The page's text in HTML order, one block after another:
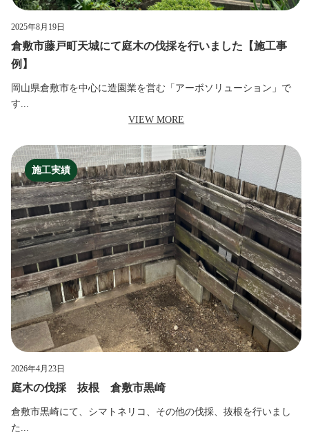
2025年8月19日
倉敷市藤戸町天城にて庭木の伐採を行いました【施工事
例】
岡山県倉敷市を中心に造園業を営む「アーボソリューション」で
す...
VIEW MORE
施工実績
2026年4月23日
庭木の伐採 抜根 倉敷市黒崎
倉敷市黒崎にて、シマトネリコ、その他の伐採、抜根を行いまし
た...